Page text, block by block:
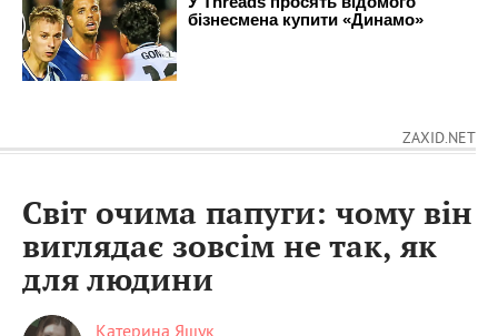
ZAXID.NET
Світ очима папуги: чому він
виглядає зовсім не так, як
для людини
Катерина Ящук